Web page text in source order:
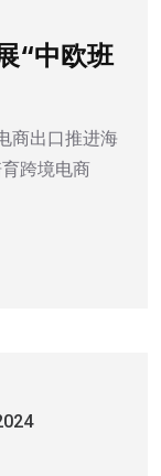
“中欧班
商出口推进海
跨境电商